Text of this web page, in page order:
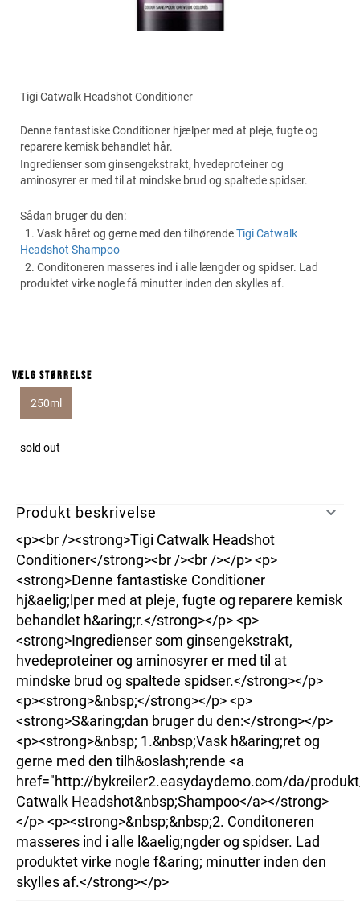
Tigi Catwalk Headshot Conditioner
Denne fantastiske Conditioner hjælper med at pleje, fugte og
reparere kemisk behandlet hår.
Ingredienser som ginsengekstrakt, hvedeproteiner og
aminosyrer er med til at mindske brud og spaltede spidser.
Sådan bruger du den:
1. Vask håret og gerne med den tilhørendeTigi Catwalk
Headshot Shampoo
2. Conditoneren masseres ind i alle længder og spidser. Lad
produktet virke nogle få minutter inden den skylles af.
Vælg størrelse
250ml
sold out
Produkt beskrivelse
<p><br /><strong>Tigi Catwalk Headshot
Conditioner</strong><br /><br /></p> <p>
<strong>Denne fantastiske Conditioner
hj&aelig;lper med at pleje, fugte og reparere kemisk
behandlet h&aring;r.</strong></p> <p>
<strong>Ingredienser som ginsengekstrakt,
hvedeproteiner og aminosyrer er med til at
mindske brud og spaltede spidser.</strong></p>
<p><strong>&nbsp;</strong></p> <p>
<strong>S&aring;dan bruger du den:</strong></p>
<p><strong>&nbsp; 1.&nbsp;Vask h&aring;ret og
gerne med den tilh&oslash;rende <a
href="http://bykreiler2.easydaydemo.com/da/
Catwalk Headshot&nbsp;Shampoo</a></strong>
</p> <p><strong>&nbsp;&nbsp;2. Conditoneren
masseres ind i alle l&aelig;ngder og spidser. Lad
produktet virke nogle f&aring; minutter inden den
skylles af.</strong></p>